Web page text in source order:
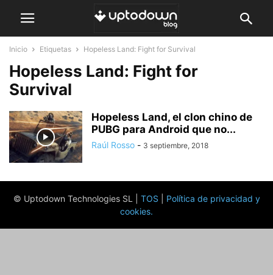
Inicio Etiquetas Hopeless Land: Fight for Survival
Hopeless Land: Fight for
Survival
Hopeless Land, el clon chino de
PUBG para Android que no...
Raúl Rosso - 3 septiembre, 2018
© Uptodown Technologies SL | TOS
Política de privacidad y
cookies.